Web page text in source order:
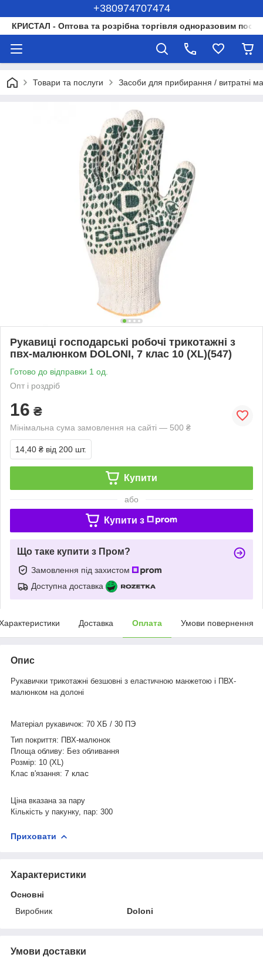
+380974707474
КРИСТАЛ - Оптова та розрібна торгівля одноразовим
Товари та послуги Засоби для прибирання / витратні
Рукавиці господарські робочі трикотажні з
пвх-малюнком DOLONI, 7 клас 10 (XL)(547)
Готово до відправки 1 од.
Опт і роздріб
16 ₴
Мінімальна сума замовлення на сайті — 500 ₴
14,40 ₴ від 200 шт.
Купити
або
Купити з
Що таке купити з Пром?
Замовлення під захистом
Доступна доставка
Доставка Оплата Умови повернення
Опис
Рукавички трикотажні безшовні з еластичною манжетою і ПВХ-
малюнком на долоні
Матеріал рукавичок: 70 ХБ / 30 ПЭ
Тип покриття: ПВХ-малюнок
Площа обливу: Без обливання
Розмір: 10 (XL)
Клас в'язання: 7 клас
Ціна вказана за пару
Кількість у пакунку, пар: 300
Приховати
Характеристики
Основні
Виробник
Doloni
Умови доставки